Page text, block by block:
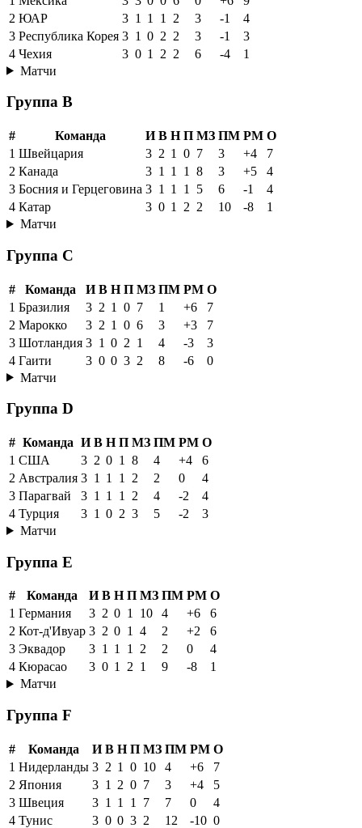
2 ЮАР 3 1 1 1 2 3 -1
4
3 Республика Корея 3 1 0 2 2 3 -1
3
4 Чехия 3 0 1 2 2 6 -4
1
Матчи
Группа B
# Команда И В Н П МЗ ПМ РМ О
1 Швейцария 3 2 1 0 7 3 +4
7
2 Канада 3 1 1 1 8 3 +5
4
3 Босния и Герцеговина 3 1 1 1 5 6 -1
4
4 Катар 3 0 1 2 2 10 -8
1
Матчи
Группа C
# Команда И В Н П МЗ ПМ РМ О
1 Бразилия 3 2 1 0 7 1 +6
7
2 Марокко 3 2 1 0 6 3 +3
7
3 Шотландия 3 1 0 2 1 4 -3
3
4 Гаити 3 0 0 3 2 8 -6
0
Матчи
Группа D
# Команда И В Н П МЗ ПМ РМ О
1 США 3 2 0 1 8 4 +4
6
2 Австралия 3 1 1 1 2 2 0
4
3 Парагвай 3 1 1 1 2 4 -2
4
4 Турция 3 1 0 2 3 5 -2
3
Матчи
Группа E
# Команда И В Н П МЗ ПМ РМ О
1 Германия 3 2 0 1 10 4 +6
6
2 Кот-д'Ивуар 3 2 0 1 4 2 +2
6
3 Эквадор 3 1 1 1 2 2 0
4
4 Кюрасао 3 0 1 2 1 9 -8
1
Матчи
Группа F
# Команда И В Н П МЗ ПМ РМ О
1 Нидерланды 3 2 1 0 10 4 +6
7
2 Япония 3 1 2 0 7 3 +4
5
3 Швеция 3 1 1 1 7 7 0
4
4 Тунис 3 0 0 3 2 12 -10 0